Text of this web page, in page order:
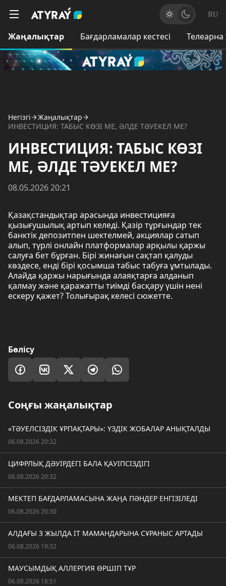
RU
Жаңалықтар Бағдарламалар кестесі
Негізгі
Жаңалықтар
ИНВЕСТИЦИЯ: ТАБЫС КӨЗІ МЕ, ӘЛДЕ ТӘУЕКЕЛ МЕ?
ИНВЕСТИЦИЯ: ТАБЫС КӨЗІ
МЕ, ӘЛДЕ ТӘУЕКЕЛ МЕ?
08.05.2026 20:21
Қазақстандықтар арасында инвестицияға
қызығушылық артып келеді. Қазір тұрғындар тек
банктік депозитпен шектелмей, акциялар сатып
алып, түрлі онлайн платформалар арқылы қаржы
салуға бет бұрған. Бірі жинағын сақтап қалуды
көздесе, енді бірі қосымша табыс табуға ұмтылады.
Алайда қаржы нарығында алаяқтарға алданып
қалмау және қаражатты тиімді басқару үшін нені
ескеру қажет? Толығырақ келесі сюжетте.
Бөлісу
Соңғы жаңалықтар
«ТӘУЕЛСІЗДІК ҰРПАҚТАРЫ»: ҮЗДІК ЖОБАЛАР АНЫҚТАЛДЫ
06.08.2026 20:32
ЦИФРЛЫҚ ДӘУІРДЕГІ БАЛА ҚАУІПСІЗДІГІ
06.08.2026 20:32
МЕКТЕП БАҒДАРЛАМАСЫНА ЖАҢА ПӘНДЕР ЕНГІЗІЛЕДІ
06.08.2026 20:30
АЛДАҒЫ 3 ЖЫЛДА IT МАМАНДАРЫНА СҰРАНЫС АРТАДЫ
06.08.2026 19:32
МАУСЫМДЫҚ АЛЛЕРГИЯ ӨРШІП ТҰР
06.08.2026 18:51